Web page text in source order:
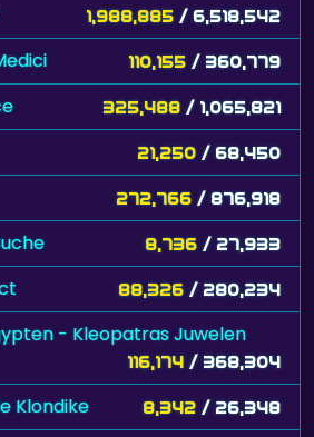
1,988,885 / 6,518,542
110,155 / 360,779
325,488 / 1,065,821
21,250 / 68,450
272,766 / 876,918
8,736 / 27,933
88,326 / 280,234
- Kleopatras Juwelen
116,174 / 368,304
Klondike 8,342 / 26,348